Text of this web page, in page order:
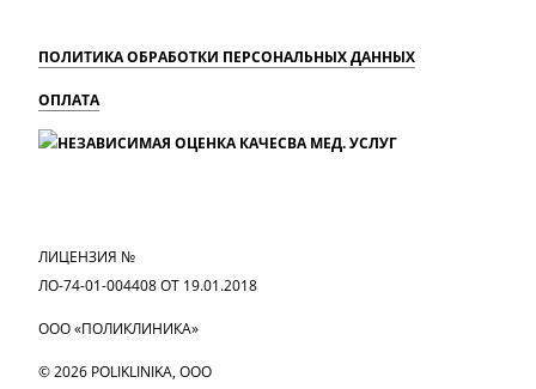
ПОЛИТИКА ОБРАБОТКИ ПЕРСОНАЛЬНЫХ ДАННЫХ
ОПЛАТА
ЛИЦЕНЗИЯ №
ЛО-74-01-004408 ОТ 19.01.2018
ООО «ПОЛИКЛИНИКА»
© 2026 POLIKLINIKA, OOO